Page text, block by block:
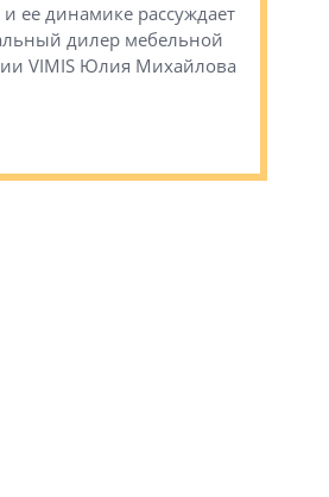
ее динамике рассуждает
дилер мебельной
VIMIS Юлия Михайлова